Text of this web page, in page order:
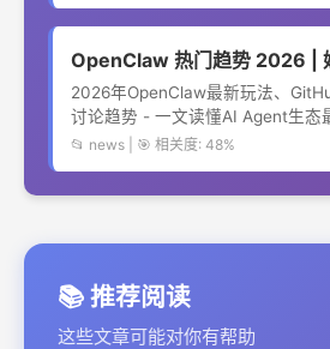
OpenClaw 热门趋势 2026 |
2026年OpenClaw最新玩法、
讨论趋势 - 一文读懂AI Agent生态
📂 news | 🎯 相关度: 48%
📚 推荐阅读
这些文章可能对你有帮助